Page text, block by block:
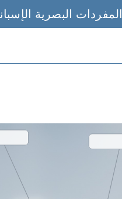
المفردات البصرية